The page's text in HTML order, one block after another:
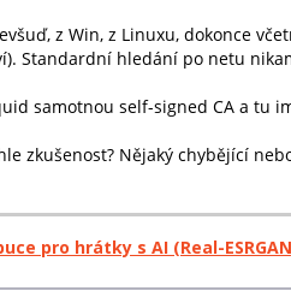
z Win, z Linuxu, dokonce
Standardní hledání po netu
samotnou self-signed CA a tu
zkušenost? Nějaký chybějící
pro hrátky s AI (Real-